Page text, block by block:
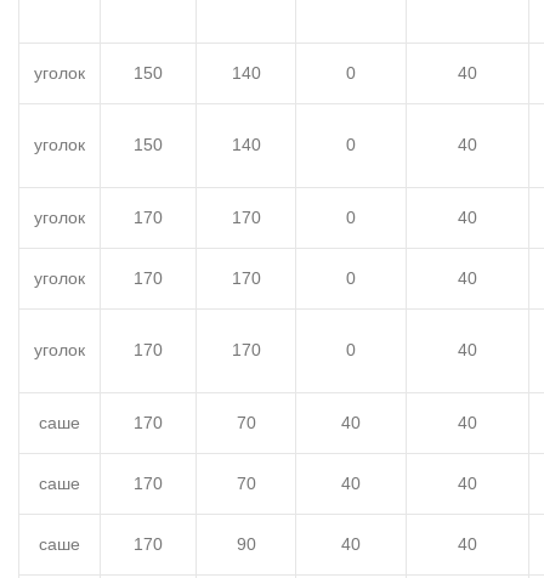
уголок 150 140 0 40
уголок 150 140 0 40
уголок 170 170 0 40
уголок 170 170 0 40
уголок 170 170 0 40
саше 170 70 40 40
саше 170 70 40 40
саше 170 90 40 40